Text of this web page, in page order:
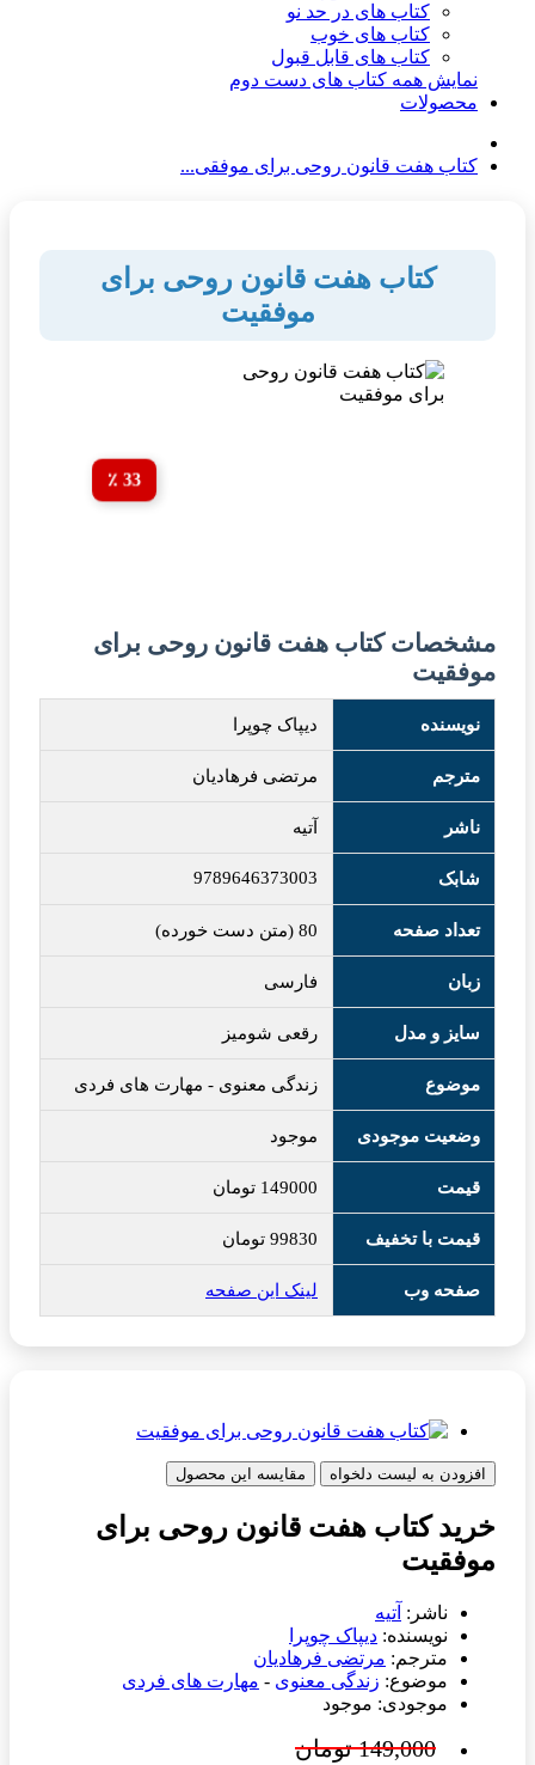
کتاب های در حد نو
کتاب های خوب
کتاب های قابل قبول
نمایش همه کتاب های دست دوم
محصولات
کتاب هفت قانون روحی برای موفقی...
کتاب هفت قانون روحی برای
موفقیت
33 ٪
مشخصات کتاب هفت قانون روحی برای
موفقیت
نویسنده دیپاک چوپرا
مترجم مرتضی فرهادیان
ناشر آتیه
شابک 9789646373003
تعداد صفحه 80 (متن دست خورده)
زبان فارسی
سایز و مدل رقعی شومیز
موضوع زندگی معنوی - مهارت های فردی
وضعیت موجودی موجود
قیمت 149000 تومان
قیمت با تخفیف 99830 تومان
صفحه وب لینک این صفحه
افزودن به لیست دلخواه مقایسه این محصول
خرید کتاب هفت قانون روحی برای
موفقیت
ناشر: آتیه
نویسنده: دیپاک چوپرا
مترجم: مرتضی فرهادیان
موضوع: زندگی معنوی - مهارت های فردی
موجودی: موجود
149,000 تومان